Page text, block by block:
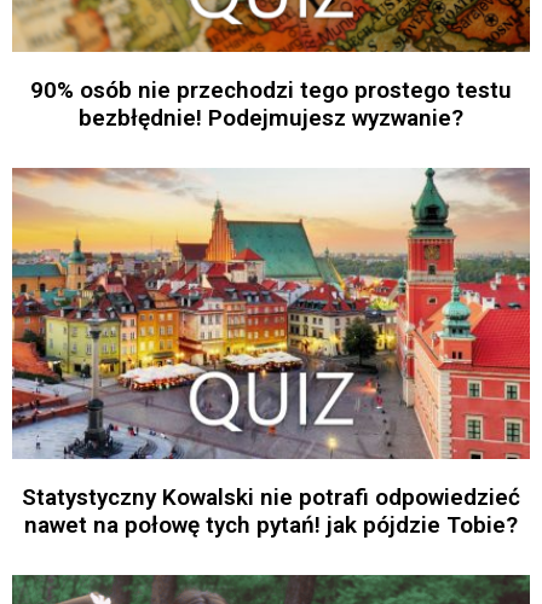
90% osób nie przechodzi tego prostego testu
bezbłędnie! Podejmujesz wyzwanie?
Statystyczny Kowalski nie potrafi odpowiedzieć
nawet na połowę tych pytań! jak pójdzie Tobie?